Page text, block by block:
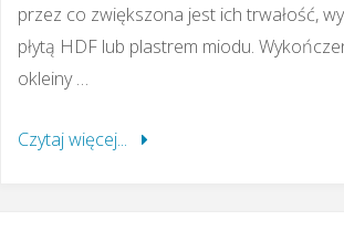
przez co zwiększona jest ich trwałość,
płytą HDF lub plastrem miodu.
okleiny …
Czytaj więcej...